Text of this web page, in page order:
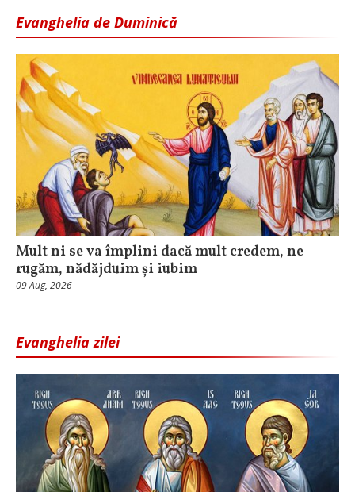
Evanghelia de Duminică
Mult ni se va împlini dacă mult credem, ne
rugăm, nădăjduim și iubim
09 Aug, 2026
Evanghelia zilei